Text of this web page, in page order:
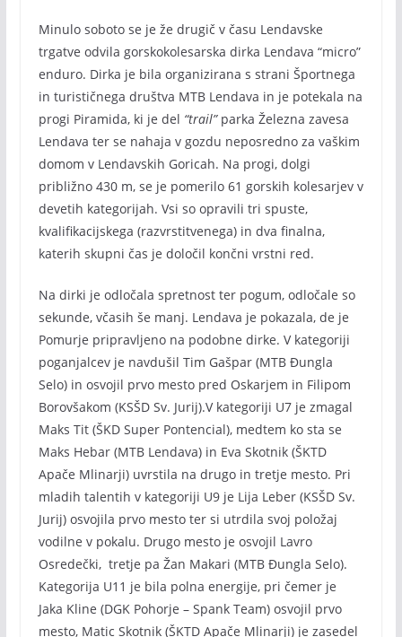
Minulo soboto se je že drugič v času Lendavske
trgatve odvila gorskokolesarska dirka Lendava “micro”
enduro. Dirka je bila organizirana s strani Športnega
in turističnega društva MTB Lendava in je potekala na
progi Piramida, ki je del “trail”parka Železna zavesa
Lendava ter se nahaja v gozdu neposredno za vaškim
domom v Lendavskih Goricah. Na progi, dolgi
približno 430 m, se je pomerilo 61 gorskih kolesarjev v
devetih kategorijah. Vsi so opravili tri spuste,
kvalifikacijskega (razvrstitvenega) in dva finalna,
katerih skupni čas je določil končni vrstni red.
Na dirki je odločala spretnost ter pogum, odločale so
sekunde, včasih še manj. Lendava je pokazala, de je
Pomurje pripravljeno na podobne dirke. V kategoriji
poganjalcev je navdušil Tim Gašpar (MTB Đungla
Selo) in osvojil prvo mesto pred Oskarjem in Filipom
Borovšakom (KSŠD Sv. Jurij).V kategoriji U7 je zmagal
Maks Tit (ŠKD Super Pontencial), medtem ko sta se
Maks Hebar (MTB Lendava) in Eva Skotnik (ŠKTD
Apače Mlinarji) uvrstila na drugo in tretje mesto. Pri
mladih talentih v kategoriji U9 je Lija Leber (KSŠD Sv.
Jurij) osvojila prvo mesto ter si utrdila svoj položaj
vodilne v pokalu. Drugo mesto je osvojil Lavro
Osredečki, tretje pa Žan Makari (MTB Đungla Selo).
Kategorija U11 je bila polna energije, pri čemer je
Jaka Kline (DGK Pohorje – Spank Team) osvojil prvo
mesto, Matic Skotnik (ŠKTD Apače Mlinarji) je zasedel